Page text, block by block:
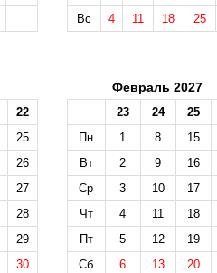
Вс
4 11 18 25
22
25
26
27
28
29
30
Февраль 2027
23 24
25
Пн
1 8
15
Вт
2 9
16
Ср
3 10
17
Чт
4 11
18
Пт
5 12
19
Сб
6 13
20